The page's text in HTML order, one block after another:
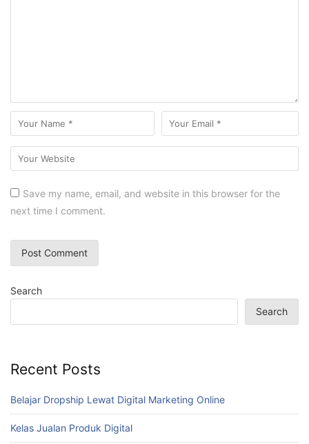
Save my name, email, and website in this browser for the
next time I comment.
Search
Search
Recent Posts
Belajar Dropship Lewat Digital Marketing Online
Kelas Jualan Produk Digital